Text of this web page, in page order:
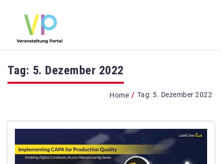
Tag: 5. Dezember 2022
Home / Tag: 5. Dezember 2022